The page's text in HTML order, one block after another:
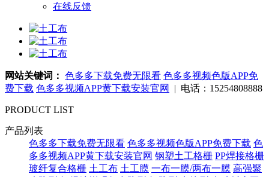
在线反馈
网站关键词： 色多多下载免费无限看 色多多视频色版APP免
费下载 色多多视频APP黄下载安装官网 | 电话：15254808888
PRODUCT LIST
产品列表
色多多下载免费无限看 色多多视频色版APP免费下载 色
多多视频APP黄下载安装官网 钢塑土工格栅 PP焊接格栅
玻纤复合格栅 土工布 土工膜 一布一膜/两布一膜 高强聚